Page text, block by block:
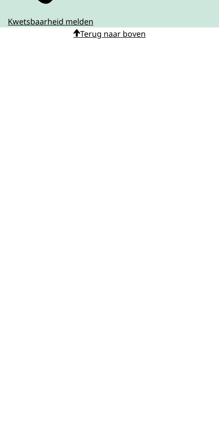
Kwetsbaarheid melden
Terug naar boven